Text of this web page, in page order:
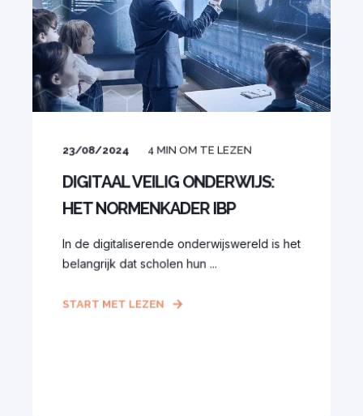
23/08/2024 4MIN OM TE LEZEN
DIGITAAL VEILIG ONDERWIJS:
HET NORMENKADER IBP
In de digitaliserende onderwijswereld is het
belangrijk dat scholen hun ...
START MET LEZEN